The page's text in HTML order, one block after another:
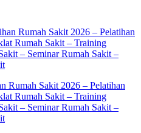
Rumah Sakit 2026 – Pelatihan
Rumah Sakit – Training
– Seminar Rumah Sakit –